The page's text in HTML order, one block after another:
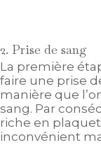
2. Prise de sang
La première
faire une prise
manière que
sang. Par
riche en
inconvénient